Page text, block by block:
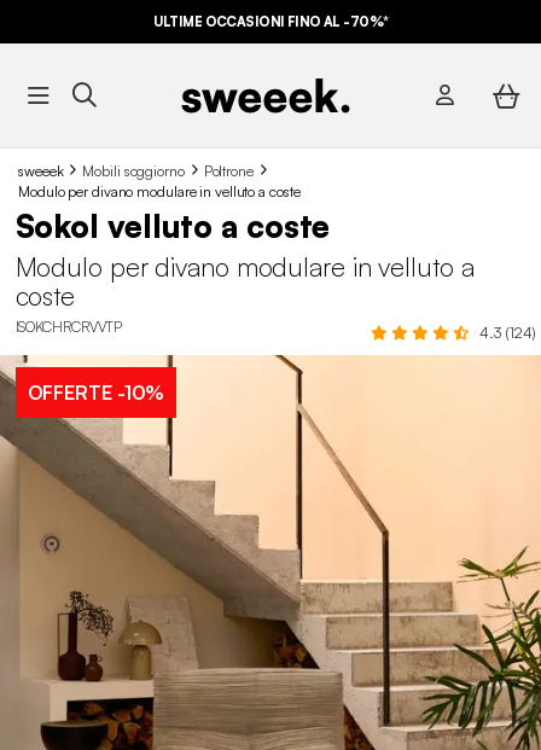
ULTIME OCCASIONI FINO AL -70%*
sweeek Mobili soggiorno
Poltrone
Modulo per divano modulare in velluto a coste
Sokol velluto a coste
Modulo per divano modulare in velluto a
coste
ISOKCHRCRVVTP 4.3 (124)
OFFERTE-10%